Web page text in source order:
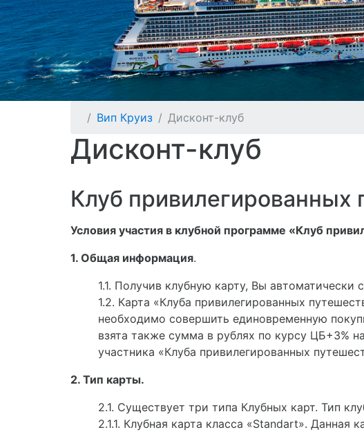
Вип Круиз Дисконт-клуб
Дисконт-клуб
Клуб привилегированных
Условия участия в клубной программе «Клуб
1. Общая информация.
1.1. Получив клубную карту, Вы
1.2. Карта «Клуба привилегированных
необходимо совершить единовременную
взята также сумма в рублях по курсу ЦБ+3%
участника «Клуба привилегированных
2. Тип карты.
2.1. Существует три типа Клубных карт. Тип
2.1.1. Клубная карта класса «Standart».